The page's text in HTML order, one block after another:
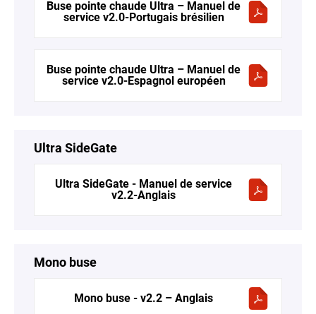
Buse pointe chaude Ultra – Manuel de
service v2.0-Portugais brésilien
Buse pointe chaude Ultra – Manuel de
service v2.0-Espagnol européen
Ultra SideGate
Ultra SideGate - Manuel de service
v2.2-Anglais
Mono buse
Mono buse - v2.2 – Anglais